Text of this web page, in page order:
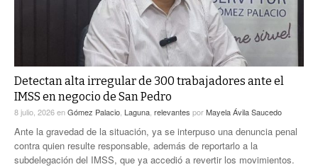
TRAYECTO LAGUNA
A MEDIA MAÑANA
A TODA LEY
ENTRE LAGUNEROS
TWEETS AND BEATS
LA MEJOR 97.1 ESTÉREO GALLITO
ACTUALIDADES GREM
PULSO
LA MEJOR INFORMACIÓN
Detectan alta irregular de 300 trabajadores ante el
IMSS en negocio de San Pedro
8 julio, 2026enGómez Palacio Laguna relevantes porMayela Ávila Saucedo
Ante la gravedad de la situación, ya se interpuso una denuncia penal
contra quien resulte responsable, además de reportarlo a la
subdelegación del IMSS, que ya accedió a revertir los movimientos.